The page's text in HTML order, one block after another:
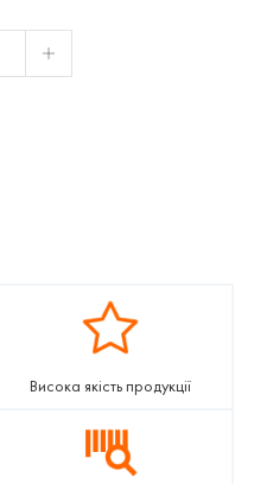
Висока якість продукції